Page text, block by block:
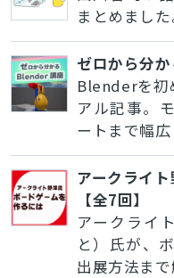
まとめました
ゼロから分
Blenderを初
アル記事。
ートまで幅広
アークライ
【全7回】
アークライ
と）氏が、
出展方法まで